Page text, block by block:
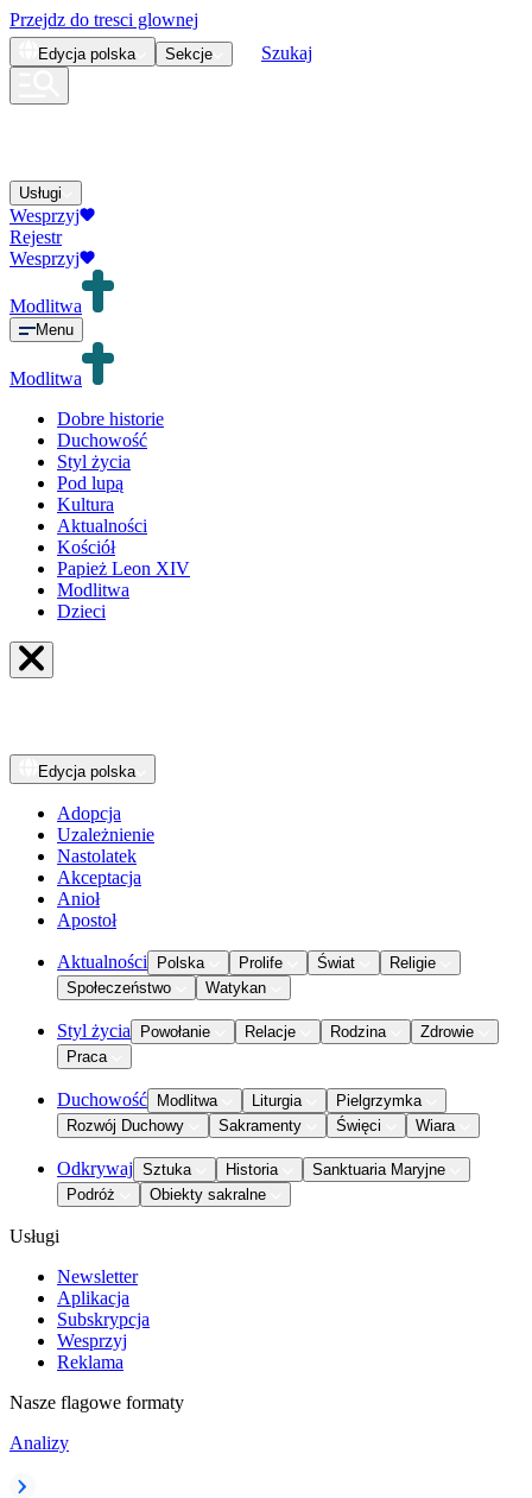
Przejdz do tresci glownej
Edycja polska Sekcje Szukaj
Usługi
Wesprzyj
Rejestr
Wesprzyj
Modlitwa
Menu
Modlitwa
Dobre historie
Duchowość
Styl życia
Pod lupą
Kultura
Aktualności
Kościół
Papież Leon XIV
Modlitwa
Dzieci
Edycja polska
Adopcja
Uzależnienie
Nastolatek
Akceptacja
Anioł
Apostoł
Aktualności Polska Prolife Świat
Religie
Społeczeństwo
Watykan
Styl życia Powołanie Relacje Rodzina
Zdrowie
Praca
Duchowość Modlitwa Liturgia
Pielgrzymka
Rozwój Duchowy
Sakramenty Święci Wiara
Odkrywaj Sztuka Historia
Sanktuaria Maryjne
Podróż
Obiekty sakralne
Usługi
Newsletter
Aplikacja
Subskrypcja
Wesprzyj
Reklama
Nasze flagowe formaty
Analizy